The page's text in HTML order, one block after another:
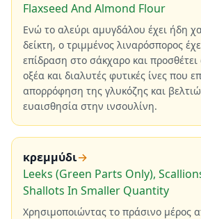
Flaxseed And Almond Flour
Ενώ το αλεύρι αμυγδάλου έχει ήδη
δείκτη, ο τριμμένος λιναρόσπορος
επίδραση στο σάκχαρο και
οξέα και διαλυτές φυτικές ίνες που
απορρόφηση της γλυκόζης και
ευαισθησία στην ινσουλίνη.
κρεμμύδι→
Leeks (Green Parts Only),
Shallots In Smaller Quantity
Χρησιμοποιώντας το πράσινο μέρος